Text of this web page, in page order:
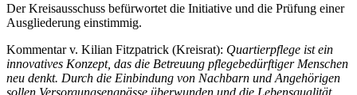
Der Kreisausschuss befürwortet die Initiative und die Prüfung einer
Ausgliederung einstimmig.
Kommentar v. Kilian Fitzpatrick (Kreisrat): Quartierpflege ist ein
innovatives Konzept, das die Betreuung pflegebedürftiger Menschen
neu denkt. Durch die Einbindung von Nachbarn und Angehörigen
sollen Versorgungsengpässe überwunden und die Lebensqualität